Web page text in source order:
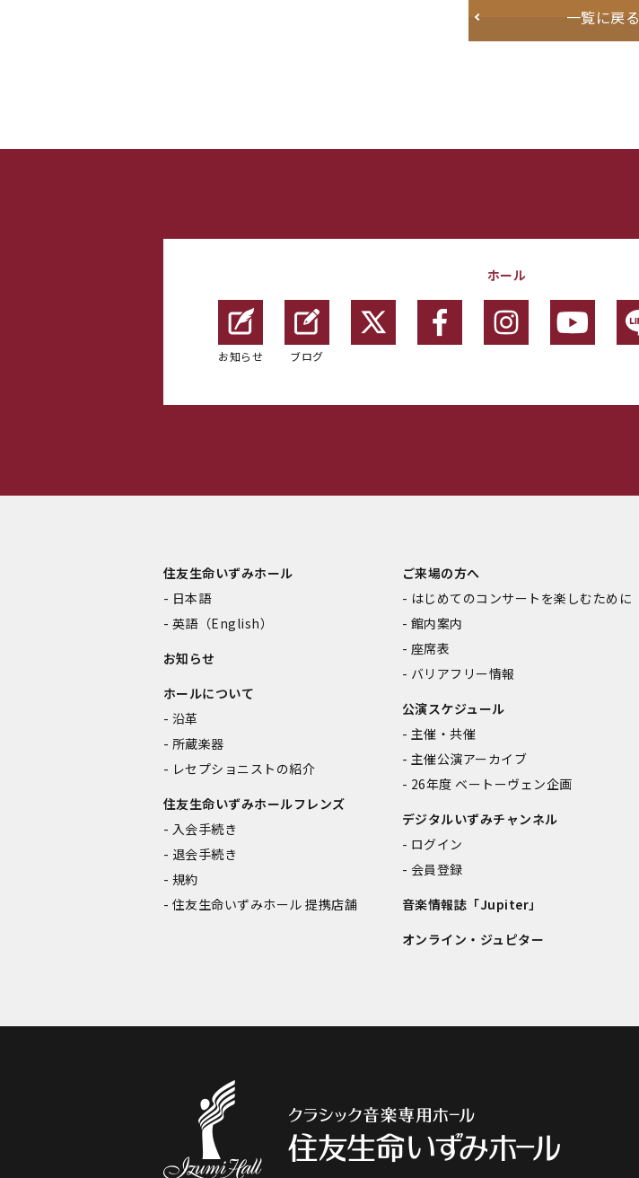
一覧に戻る
ホール
お知らせ ブログ
住友生命いずみホール
日本語
英語（English）
お知らせ
ホールについて
沿革
所蔵楽器
レセプショニストの紹介
住友生命いずみホールフレンズ
入会手続き
退会手続き
規約
住友生命いずみホール 提携店舗
ご来場の方へ
はじめてのコンサートを楽しむために
館内案内
座席表
バリアフリー情報
公演スケジュール
主催・共催
主催公演アーカイブ
26年度 ベートーヴェン企画
デジタルいずみチャンネル
ログイン
会員登録
音楽情報誌「Jupiter」
オンライン・ジュピター